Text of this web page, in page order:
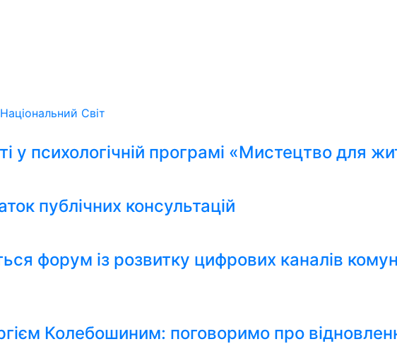
Національний Світ
у психологічній програмі «Мистецтво для
публічних консультацій
форум із розвитку цифрових каналів
Колебошиним: поговоримо про